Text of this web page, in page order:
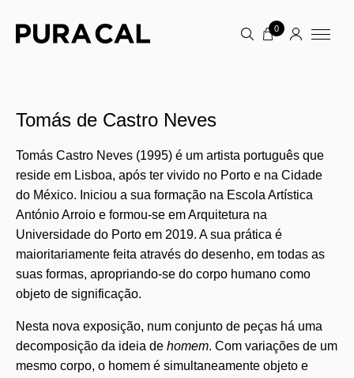
0
Tomás de Castro Neves
Tomás Castro Neves (1995) é um artista português que
reside em Lisboa, após ter vivido no Porto e na Cidade
do México. Iniciou a sua formação na Escola Artística
António Arroio e formou-se em Arquitetura na
Universidade do Porto em 2019. A sua prática é
maioritariamente feita através do desenho, em todas as
suas formas, apropriando-se do corpo humano como
objeto de significação.
Nesta nova exposição, num conjunto de peças há uma
decomposição da ideia de homem. Com variações de um
mesmo corpo, o homem é simultaneamente objeto e